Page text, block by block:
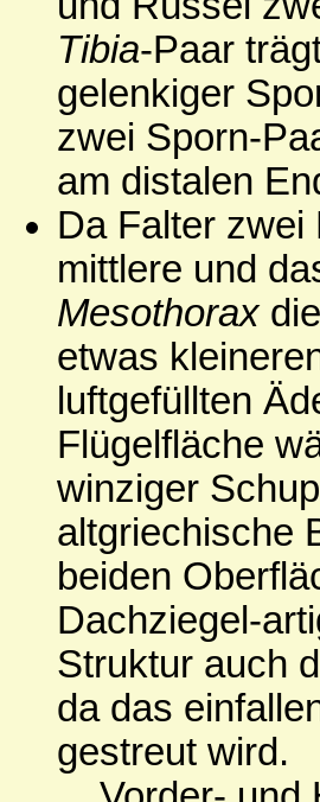
Tibia-Paar
gelenkiger
zwei Sporn-
am distalen
Da Falter zwei
mittlere und
Mesothorax
etwas
luftgefüllten
Flügelfläche
winziger
altgriechische
beiden
Dachziegel-
Struktur auch
da das
gestreut wird.